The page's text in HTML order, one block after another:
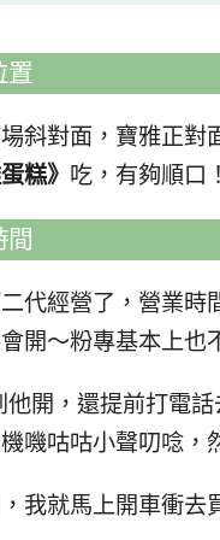
置
斜對面，寶雅正對
糕》 吃，有夠順口
間
代經營了，營業時
開～粉專基本上也
開，還提前打電話
嘰咕咕小聲叨唸，
我就馬上開車衝去